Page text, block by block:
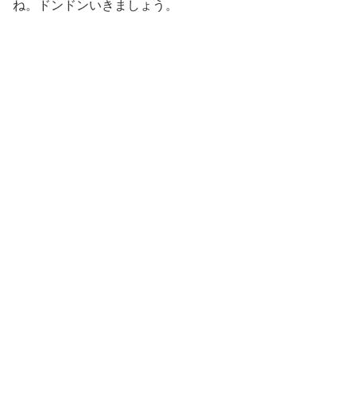
ね。ドンドンいきましょう。